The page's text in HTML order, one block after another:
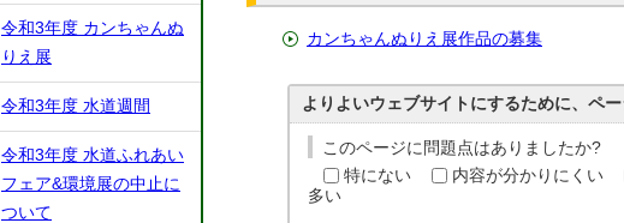
カンちゃんぬりえ展作品の募集
よりよいウェブサイトにするために、ペ
このページに問題点はありましたか?
特にない
内容が分かりにくい
多い
令和3年度 カンちゃんぬ
りえ展
令和3年度 水道週間
令和3年度 水道ふれあい
フェア&環境展の中止に
ついて